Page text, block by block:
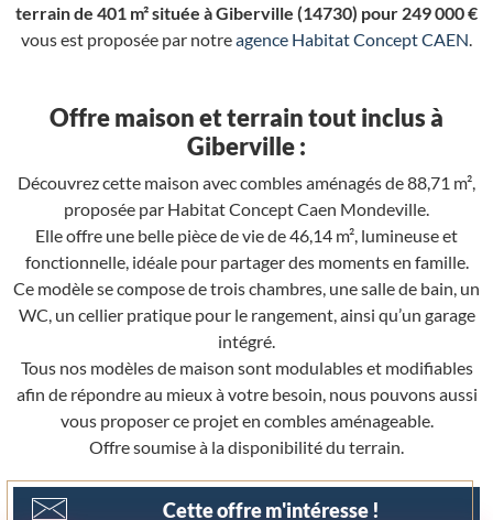
terrain de 401 m² située à Giberville (14730) pour 249 000 €
vous est proposée par notreagence Habitat Concept CAEN.
Offre maison et terrain tout inclus à
Giberville :
Découvrez cette maison avec combles aménagés de 88,71 m²,
proposée par Habitat Concept Caen Mondeville.
Elle offre une belle pièce de vie de 46,14 m², lumineuse et
fonctionnelle, idéale pour partager des moments en famille.
Ce modèle se compose de trois chambres, une salle de bain, un
WC, un cellier pratique pour le rangement, ainsi qu’un garage
intégré.
Tous nos modèles de maison sont modulables et modifiables
afin de répondre au mieux à votre besoin, nous pouvons aussi
vous proposer ce projet en combles aménageable.
Offre soumise à la disponibilité du terrain.
Cette offre m'intéresse !